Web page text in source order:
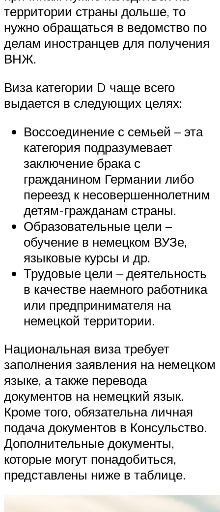
территории страны дольше, то
нужно обращаться в ведомство по
делам иностранцев для получения
ВНЖ.
Виза категории D чаще всего
выдается в следующих целях:
Воссоединение с семьей – эта
категория подразумевает
заключение брака с
гражданином Германии либо
переезд к несовершеннолетним
детям-гражданам страны.
Образовательные цели –
обучение в немецком ВУЗе,
языковые курсы и др.
Трудовые цели – деятельность
в качестве наемного работника
или предпринимателя на
немецкой территории.
Национальная виза требует
заполнения заявления на немецком
языке, а также перевода
документов на немецкий язык.
Кроме того, обязательна личная
подача документов в Консульство.
Дополнительные документы,
которые могут понадобиться,
представлены ниже в таблице.